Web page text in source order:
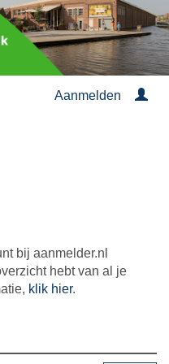
Aanmelden
bij aanmelder.nl
hebt van al je
klik hier.